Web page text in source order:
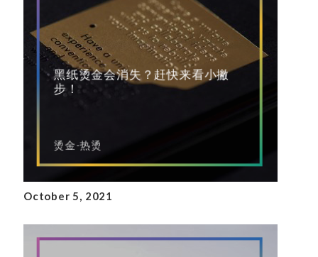
黑纸烫金会消失？赶快来看小撇
步！
烫金-热烫
October 5, 2021